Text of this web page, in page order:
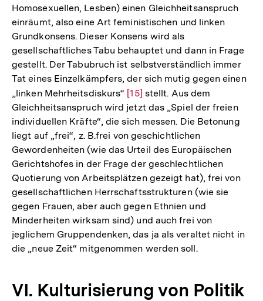
Homosexuellen, Lesben) einen Gleichheitsanspruch
einräumt, also eine Art feministischen und linken
Grundkonsens. Dieser Konsens wird als
gesellschaftliches Tabu behauptet und dann in Frage
gestellt. Der Tabubruch ist selbstverständlich immer
Tat eines Einzelkämpfers, der sich mutig gegen einen
„linken Mehrheitsdiskurs“ Zur
Auflösung
der
Fußnote
[15] stellt. Aus dem
Gleichheitsanspruch wird jetzt das „Spiel der freien
individuellen Kräfte“, die sich messen. Die Betonung
liegt auf „frei“, z. B.frei von geschichtlichen
Gewordenheiten (wie das Urteil des Europäischen
Gerichtshofes in der Frage der geschlechtlichen
Quotierung von Arbeitsplätzen gezeigt hat), frei von
gesellschaftlichen Herrschaftsstrukturen (wie sie
gegen Frauen, aber auch gegen Ethnien und
Minderheiten wirksam sind) und auch frei von
jeglichem Gruppendenken, das ja als veraltet nicht in
die „neue Zeit“ mitgenommen werden soll.
VI. Kulturisierung von Politik